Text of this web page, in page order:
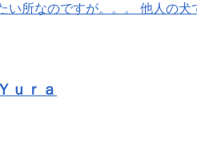
い所なのですが。。。 他人の
ｒａ